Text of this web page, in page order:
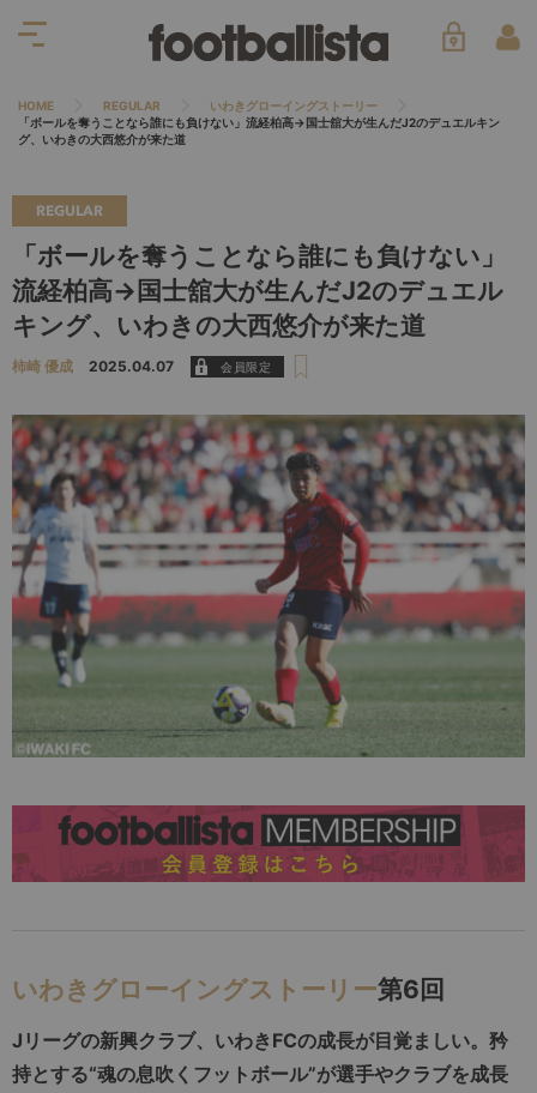
HOME REGULAR
いわきグローイングストーリー
「ボールを奪うことなら誰にも負けない」流経柏高→国士舘大が生んだJ2のデュエルキン
グ、いわきの大西悠介が来た道
REGULAR
「ボールを奪うことなら誰にも負けない」
流経柏高→国士舘大が生んだJ2のデュエル
キング、いわきの大西悠介が来た道
柿崎 優成 2025.04.07
いわきグローイングストーリー第6回
Jリーグの新興クラブ、いわきFCの成長が目覚ましい。矜
持とする“魂の息吹くフットボール”が選手やクラブを成長